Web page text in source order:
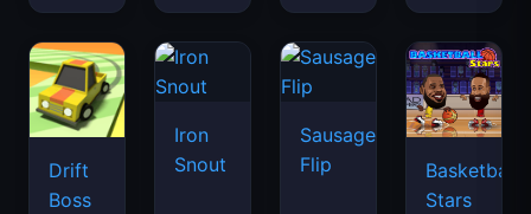
Drift
Boss
Iron
Snout
Sausage
Flip
Basketball
Stars